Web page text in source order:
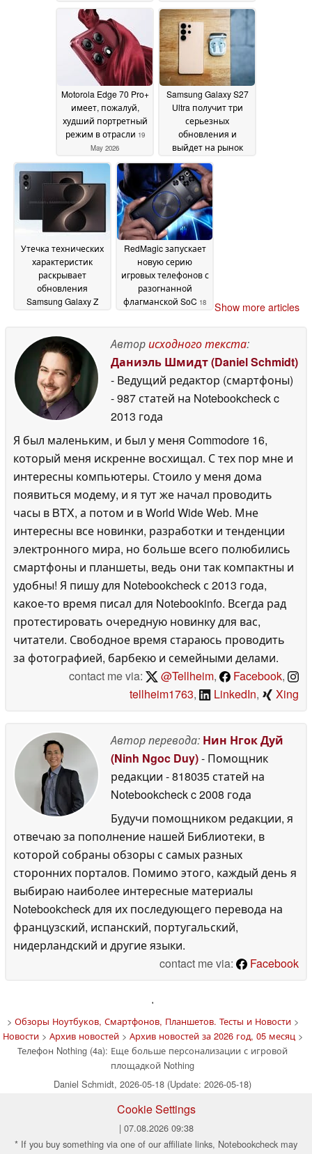
May 2026
Motorola Edge 70 Pro+
имеет, пожалуй,
худший портретный
режим в отрасли 19
May 2026
Samsung Galaxy S27
Ultra получит три
серьезных
обновления и
выйдет на рынок
компактным S27 Pro
19 May 2026
Утечка технических
характеристик
раскрывает
обновления
Samsung Galaxy Z
RedMagic запускает
новую серию
игровых телефонов с
разогнанной
флагманской SoC 18
Show more articles
Авторисходного текста:
Даниэль Шмидт (Daniel Schmidt)
- Ведущий редактор (смартфоны)
- 987 статей на Notebookcheckc
2013 года
Я был маленьким, и был у меня Commodore 16,
который меня искренне восхищал. С тех пор мне и
интересны компьютеры. Стоило у меня дома
появиться модему, и я тут же начал проводить
часы в BTX, а потом и в World Wide Web. Мне
интересны все новинки, разработки и тенденции
электронного мира, но больше всего полюбились
смартфоны и планшеты, ведь они так компактны и
удобны! Я пишу для Notebookcheck с 2013 года,
какое-то время писал для Notebookinfo. Всегда рад
протестировать очередную новинку для вас,
читатели. Свободное время стараюсь проводить
за фотографией, барбекю и семейными делами.
contact me via:
@Tellheim, Facebook,
tellheim1763, LinkedIn, Xing
Автор перевода: Нин Нгок Дуй
(Ninh Ngoc Duy)- Помощник
редакции - 818035 статей на
Notebookcheckc 2008 года
Будучи помощником редакции, я
отвечаю за пополнение нашей Библиотеки, в
которой собраны обзоры с самых разных
сторонних порталов. Помимо этого, каждый день я
выбираю наиболее интересные материалы
Notebookcheck для их последующего перевода на
французский, испанский, португальский,
нидерландский и другие языки.
contact me via:
Facebook
'
> Обзоры Ноутбуков, Смартфонов, Планшетов. Тесты и Новости>
Новости> Архив новостей> Архив новостей за 2026 год, 05 месяц >
Телефон Nothing (4a): Еще больше персонализации с игровой
площадкой Nothing
Daniel Schmidt, 2026-05-18 (Update: 2026-05-18)
Cookie Settings
| 07.08.2026 09:38
* If you buy something via one of our affiliate links, Notebookcheck may